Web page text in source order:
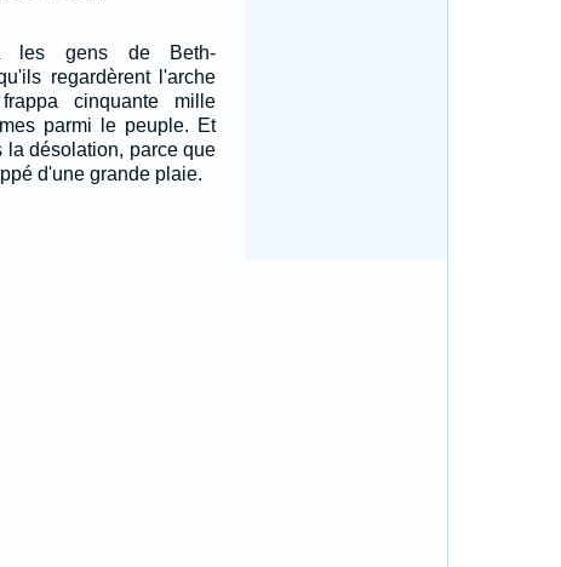
les gens de Beth-
regardèrent l'arche
cinquante mille
parmi le peuple. Et
la désolation, parce que
d'une grande plaie.